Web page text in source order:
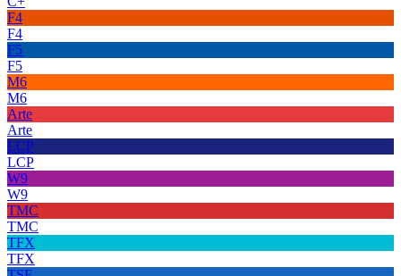
F4
F4
F5
F5
M6
M6
Arte
Arte
LCP
LCP
W9
W9
TMC
TMC
TFX
TFX